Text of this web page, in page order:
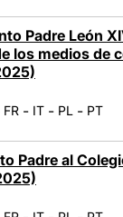
Padre León
los medios de
FR - IT - PL - PT
Padre al